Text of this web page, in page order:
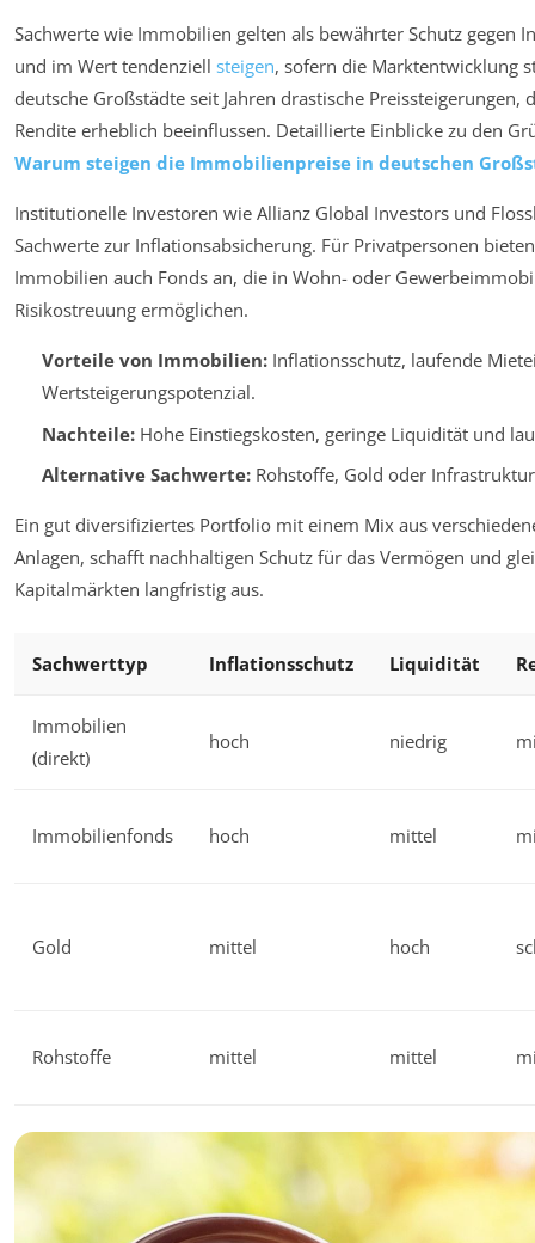
Sachwerte wie Immobilien gelten als bewährter Schutz gegen
und im Wert tendenziell steigen, sofern die Marktentwicklung
deutsche Großstädte seit Jahren drastische Preissteigerungen,
Rendite erheblich beeinflussen. Detaillierte Einblicke zu den
Warum steigen die Immobilienpreise in deutschen
Institutionelle Investoren wie Allianz Global Investors und
Sachwerte zur Inflationsabsicherung. Für Privatpersonen
Immobilien auch Fonds an, die in Wohn- oder
Risikostreuung ermöglichen.
Vorteile von Immobilien:Inflationsschutz, laufende
Wertsteigerungspotenzial.
Nachteile:Hohe Einstiegskosten, geringe Liquidität und
Alternative Sachwerte:Rohstoffe, Gold oder
Ein gut diversifiziertes Portfolio mit einem Mix aus
Anlagen, schafft nachhaltigen Schutz für das Vermögen und
Kapitalmärkten langfristig aus.
Sachwerttyp Inflationsschutz Liquidität
Immobilien
(direkt)
hoch niedrig
Immobilienfonds hoch mittel
Gold mittel hoch
Rohstoffe mittel mittel